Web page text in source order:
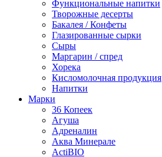
Функциональные напитки
Творожные десерты
Бакалея / Конфеты
Глазированные сырки
Сыры
Маргарин / спред
Хорека
Кисломолочная продукция
Напитки
Марки
36 Копеек
Агуша
Адреналин
Аква Минерале
ActiBIO